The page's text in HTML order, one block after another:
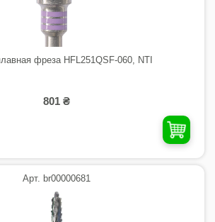
фреза HFL251QSF-060, NTI
801 ₴
Арт. br00000681